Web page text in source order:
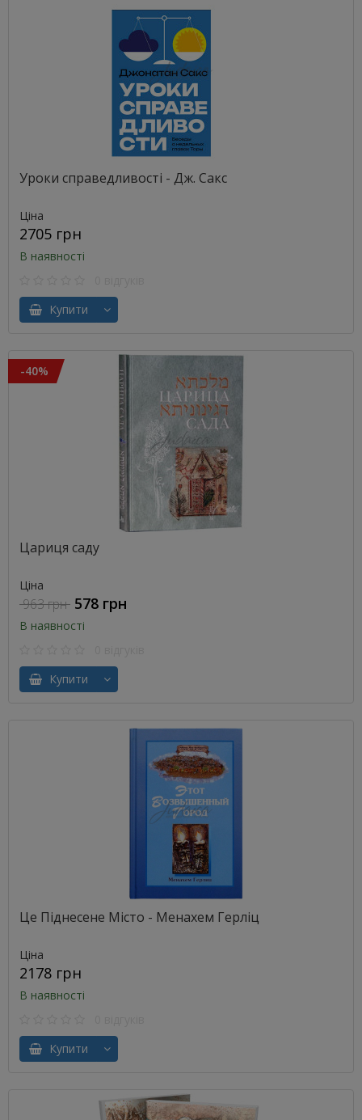
Уроки справедливості - Дж. Сакс
Ціна
2705 грн
В наявності
Купити
-40%
Цариця саду
Ціна
963 грн 578 грн
В наявності
Купити
Це Піднесене Місто - Менахем Герліц
Ціна
2178 грн
В наявності
Купити